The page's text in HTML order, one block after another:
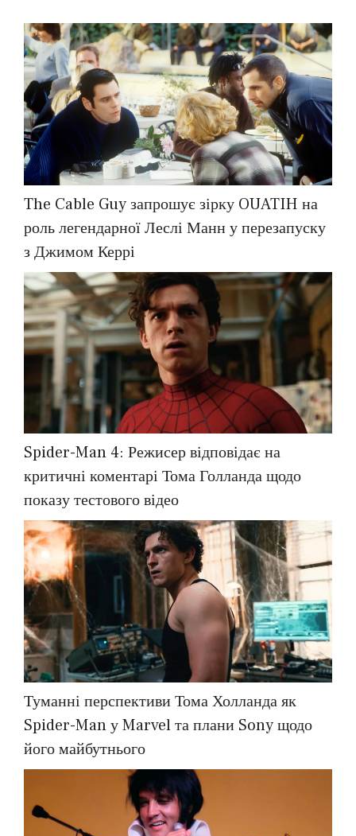
The Cable Guy запрошує зірку OUATIH на
роль легендарної Леслі Манн у перезапуску
з Джимом Керрі
Spider-Man 4: Режисер відповідає на
критичні коментарі Тома Голланда щодо
показу тестового відео
Туманні перспективи Тома Холланда як
Spider-Man у Marvel та плани Sony щодо
його майбутнього